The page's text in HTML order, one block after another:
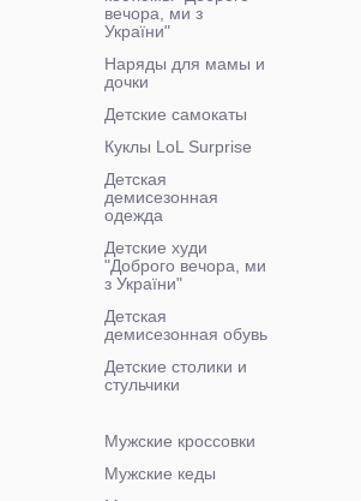
вечора, ми з
України"
Наряды для мамы и
дочки
Детские самокаты
Куклы LoL Surprise
Детская
демисезонная
одежда
Детские худи
"Доброго вечора, ми
з України"
Детская
демисезонная обувь
Детские столики и
стульчики
Мужские кроссовки
Мужские кеды